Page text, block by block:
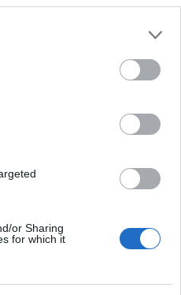
or Sharing
for which it
över och bröa med ströbröd
med elvisp.
och vaniljsocker i en
rör ihop till en jämn smet.